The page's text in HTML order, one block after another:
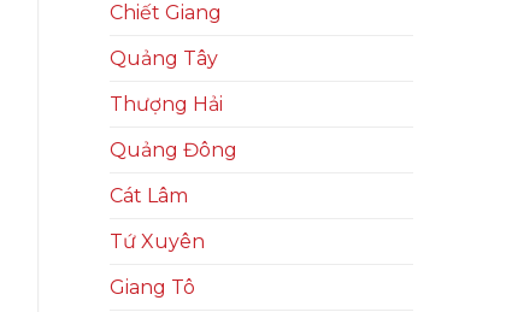
Chiết Giang
Quảng Tây
Thượng Hải
Quảng Đông
Cát Lâm
Tứ Xuyên
Giang Tô